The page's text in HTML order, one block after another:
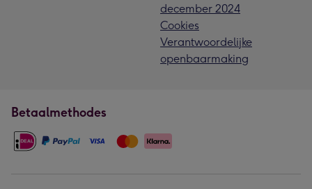
december 2024
Cookies
Verantwoordelijke
openbaarmaking
Betaalmethodes